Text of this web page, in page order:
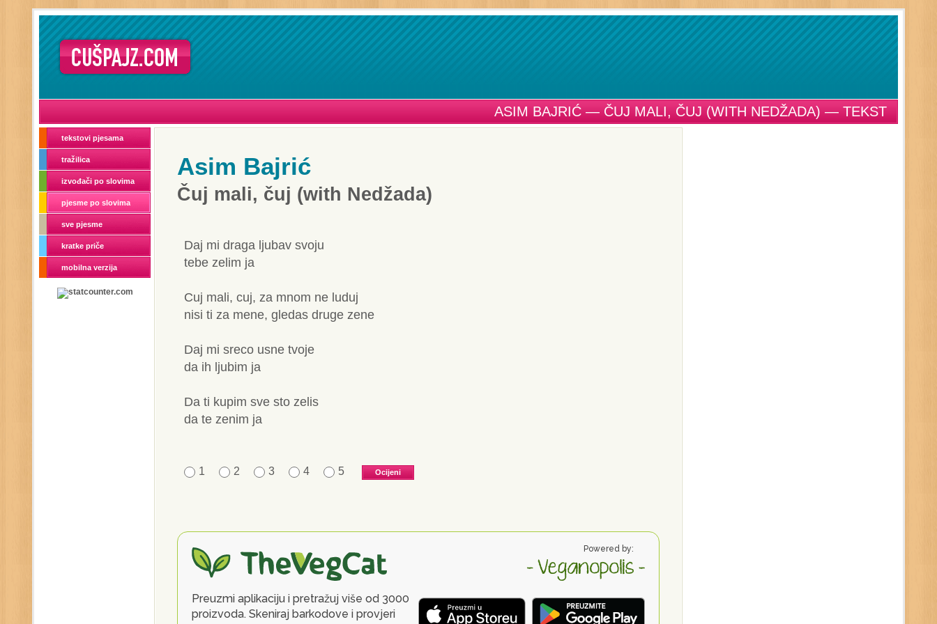
ASIM BAJRIĆ — ČUJ MALI, ČUJ (WITH NEDŽADA) — TEKST
tekstovi pjesama
tražilica
izvođači po slovima
pjesme po slovima
sve pjesme
kratke priče
mobilna verzija
Asim Bajrić
Čuj mali, čuj (with Nedžada)
Daj mi draga ljubav svoju
tebe zelim ja
Cuj mali, cuj, za mnom ne luduj
nisi ti za mene, gledas druge zene
Daj mi sreco usne tvoje
da ih ljubim ja
Da ti kupim sve sto zelis
da te zenim ja
1 2 3 4 5